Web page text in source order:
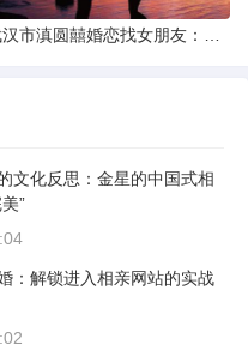
文化反思：金星的中国式相
”
：解锁进入相亲网站的实战